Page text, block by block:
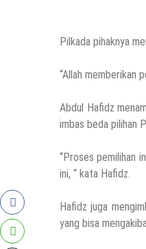
Pilkada pihaknya
“Allah memberikan
Abdul Hafidz
imbas beda pilihan
“Proses pemilihan
ini, “ kata Hafidz.
Hafidz juga
yang bisa